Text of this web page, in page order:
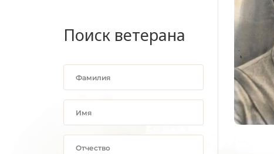
Поиск ветерана